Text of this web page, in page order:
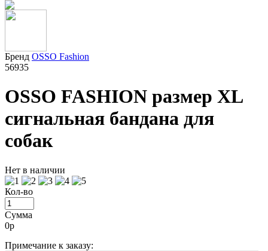
Бренд OSSO Fashion
56935
OSSO FASHION размер XL
сигнальная бандана для
собак
Нет в наличии
Кол-во
Сумма
0р
Примечание к заказу: